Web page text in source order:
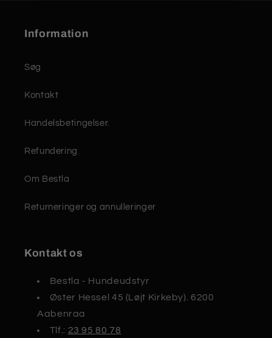
Information
Søg
Kontakt
Handelsbetingelser.
Refundering
Om Bestla
Returneringer og annulleringer
Kontakt os
Bestla - Hundeudstyr
Øster Hessel 45 (Løjt Kirkeby). 6200
Aabenraa
Tlf.: 23 95 80 78